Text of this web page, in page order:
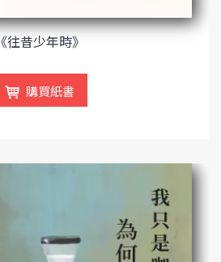
《往昔少年時》
購買紙書